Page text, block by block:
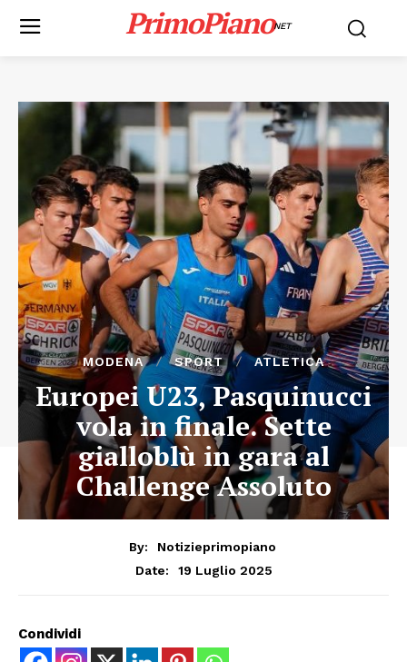
PrimoPianoNET
MODENA SPORT ATLETICA
Europei U23, Pasquinucci
vola in finale. Sette
gialloblù in gara al
Challenge Assoluto
By:
Notizieprimopiano
Date:
19 Luglio 2025
Condividi